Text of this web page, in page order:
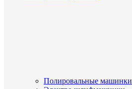
Полировальные машинки